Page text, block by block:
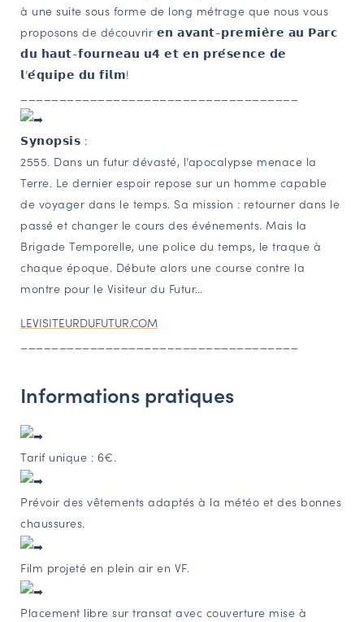
PORTAIL CULTURE
Comité d'Histoire Régionale
Service Inventaire et Patrimoines de la Région Grand Est
VOUS ÊTES…
Amateurs d’histoire et de patrimoine
Responsables de structures
Étudiants & chercheurs
à une suite sous forme de long métrage que nous vous
proposons de découvrir 𝗲𝗻 𝗮𝘃𝗮𝗻𝘁-𝗽𝗿𝗲𝗺𝗶𝗲̀𝗿𝗲 𝗮𝘂 𝗣𝗮𝗿𝗰
𝗱𝘂 𝗵𝗮𝘂𝘁-𝗳𝗼𝘂𝗿𝗻𝗲𝗮𝘂 𝘂𝟰 𝗲𝘁 𝗲𝗻 𝗽𝗿𝗲́𝘀𝗲𝗻𝗰𝗲 𝗱𝗲
𝗹’𝗲́𝗾𝘂𝗶𝗽𝗲 𝗱𝘂 𝗳𝗶𝗹𝗺!
𝗦𝘆𝗻𝗼𝗽𝘀𝗶𝘀 :
2555. Dans un futur dévasté, l’apocalypse menace la
Terre. Le dernier espoir repose sur un homme capable
de voyager dans le temps. Sa mission : retourner dans le
passé et changer le cours des événements. Mais la
Brigade Temporelle, une police du temps, le traque à
chaque époque. Débute alors une course contre la
montre pour le Visiteur du Futur…
LEVISITEURDUFUTUR.COM
Informations pratiques
Tarif unique : 6€.
Prévoir des vêtements adaptés à la météo et des bonnes
chaussures.
Film projeté en plein air en VF.
Placement libre sur transat avec couverture mise à